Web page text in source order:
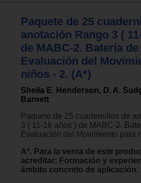
Paquete de 25
anotación Rango 3 (
de MABC-2. Batería de
Evaluación del
niños - 2. (A*)
Sheila E. Henderson, D. A.
Barnett
Paquete de 25 cuadernillos de
3 ( 11-16 años ) de MABC-2.
Evaluación del Movimiento para
A*. Para la venta de este
acreditar: Formación y
ámbito concreto de aplicación.